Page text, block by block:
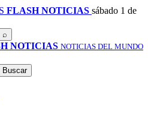
FLASH NOTICIAS sábado 1 de
⌕
NOTICIAS NOTICIAS DEL MUNDO
Buscar